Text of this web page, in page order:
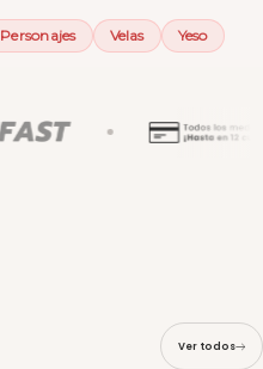
Personajes Velas Yeso
Ver todos